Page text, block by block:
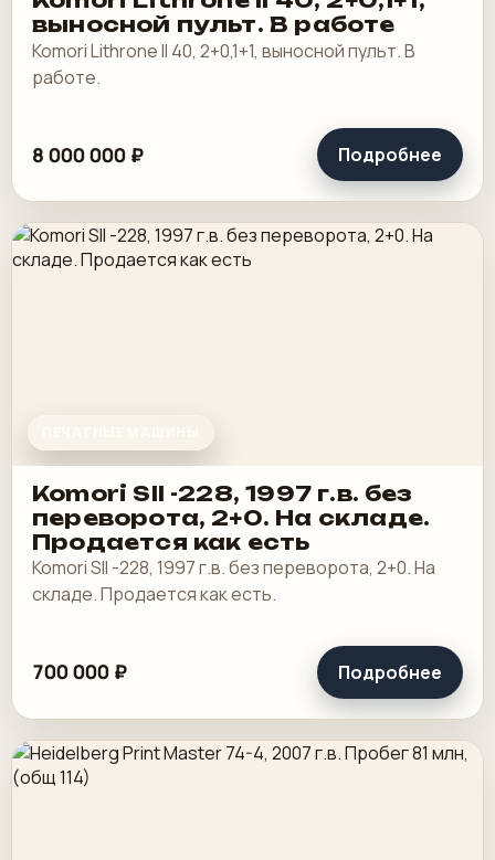
выносной пульт. В работе
Komori Lithrone II 40, 2+0,1+1, выносной пульт. В
работе.
8 000 000 ₽ Подробнее
Komori SII -228, 1997 г.в. без
переворота, 2+0. На складе.
Продается как есть
Komori SII -228, 1997 г.в. без переворота, 2+0. На
складе. Продается как есть.
700 000 ₽ Подробнее